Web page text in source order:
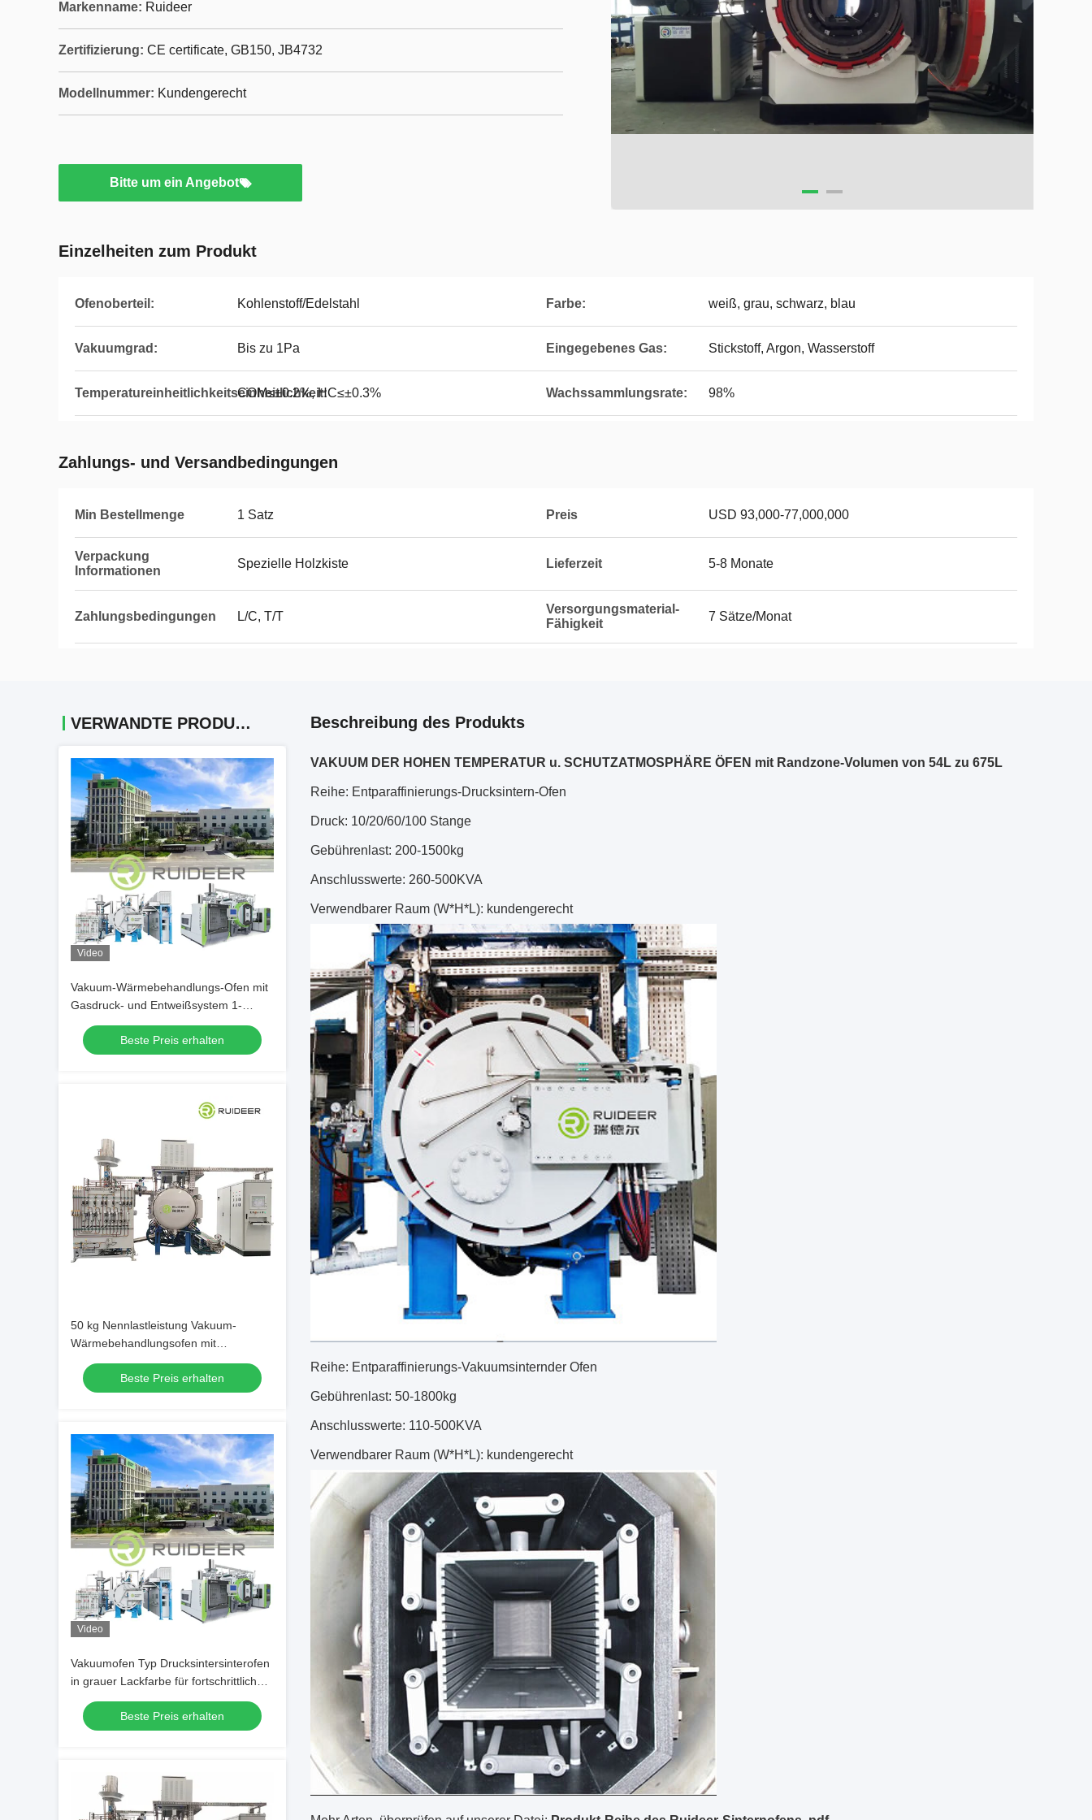
Markenname: Ruideer
Zertifizierung: CE certificate, GB150, JB4732
Modellnummer: Kundengerecht
Bitte um ein Angebot
Einzelheiten zum Produkt
Ofenoberteil: Kohlenstoff/Edelstahl Farbe: weiß, grau, schwarz, blau
Vakuumgrad: Bis zu 1Pa Eingegebenes Gas: Stickstoff, Argon, Wasserstoff
Temperatureinheitlichkeitseinheitlichkeit:
COM≤±0.2%, HC≤±0.3% Wachssammlungsrate: 98%
Zahlungs- und Versandbedingungen
Min Bestellmenge 1 Satz Preis USD 93,000-77,000,000
Verpackung
Informationen
Spezielle Holzkiste Lieferzeit 5-8 Monate
Zahlungsbedingungen L/C, T/T
Versorgungsmaterial-
Fähigkeit
7 Sätze/Monat
VERWANDTE PRODUKTE
Video
Vakuum-Wärmebehandlungs-Ofen mit
Gasdruck- und Entweißsystem 1-
20MPA
Beste Preis erhalten
50 kg Nennlastleistung Vakuum-
Wärmebehandlungsofen mit
Widerstandsheizung und
DrucklöschungBeste Preis erhalten
Video
Vakuumofen Typ Drucksintersinterofen
in grauer Lackfarbe für fortschrittliches
Sintern
Beste Preis erhalten
Beschreibung des Produkts
VAKUUM DER HOHEN TEMPERATUR u. SCHUTZATMOSPHÄRE ÖFEN mit Randzone-Volumen von 54L zu 675L
Reihe: Entparaffinierungs-Drucksintern-Ofen
Druck: 10/20/60/100 Stange
Gebührenlast: 200-1500kg
Anschlusswerte: 260-500KVA
Verwendbarer Raum (W*H*L): kundengerecht
Reihe: Entparaffinierungs-Vakuumsinternder Ofen
Gebührenlast: 50-1800kg
Anschlusswerte: 110-500KVA
Verwendbarer Raum (W*H*L): kundengerecht